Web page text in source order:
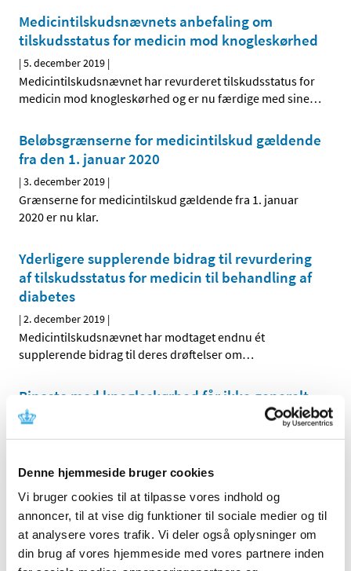
Denne hjemmeside bruger cookies
Vi bruger cookies til at tilpasse vores indhold og
annoncer, til at vise dig funktioner til sociale medier og til
at analysere vores trafik. Vi deler også oplysninger om
din brug af vores hjemmeside med vores partnere inden
Medicintilskudsnævnets anbefaling om
tilskudsstatus for medicin mod knogleskørhed
|5. december 2019 |
Medicintilskudsnævnet har revurderet tilskudsstatus for
medicin mod knogleskørhed og er nu færdige med sine…
Beløbsgrænserne for medicintilskud gældende
fra den 1. januar 2020
|3. december 2019 |
Grænserne for medicintilskud gældende fra 1. januar
2020 er nu klar.
Yderligere supplerende bidrag til revurdering
af tilskudsstatus for medicin til behandling af
diabetes
|2. december 2019 |
Medicintilskudsnævnet har modtaget endnu ét
supplerende bidrag til deres drøftelser om…
Binosto mod knogleskørhed får ikke generelt
klausuleret tilskud
|2. december 2019|
brusetabletter, der indeholder alendronat, ikke skal
Alle (514)
TID